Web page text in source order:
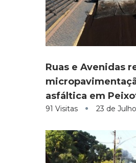
Ruas e Avenidas
asfáltica em
91 Visitas 23 de